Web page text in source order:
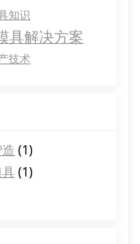
知识
具解决方案
技术
(1)
(1)